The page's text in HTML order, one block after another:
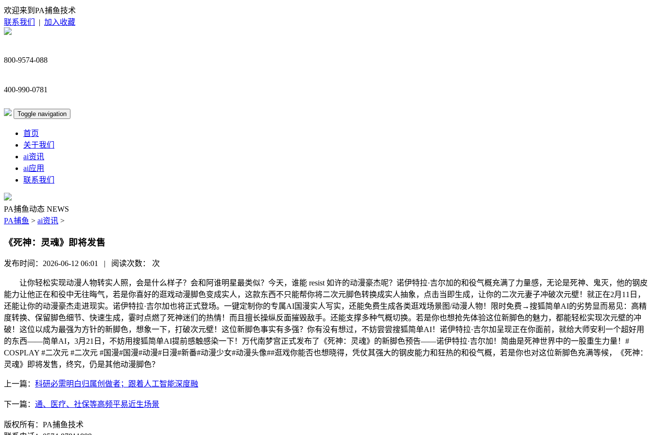
欢迎来到PA捕鱼技术
联系我们
| 加入收藏
800-9574-088
400-990-0781
Toggle navigation
首页
关于我们
ai资讯
ai应用
联系我们
PA捕鱼动态 NEWS
PA捕鱼 > ai资讯 >
《死神：灵魂》即将发售
发布时间：2026-06-12 06:01 | 阅读次数： 次
让你轻松实现动漫人物转实人照，会是什么样子？会和阿谁明星最类似？今天，谁能 resist 如许的动漫豪杰呢？诺伊特拉·吉尔加的和役气概充满了力量感，无论是死神、鬼灭，他的钢皮
能力让他正在和役中无往晦气，若是你喜好的逛戏动漫脚色变成实人，这款东西不只能帮你将二次元脚色转换成实人抽象，点击当即生成，让你的二次元妻子冲破次元壁！就正在2月11日，
还能让你的动漫豪杰走进现实。诺伊特拉·吉尔加也将正式登场。一键定制你的专属AI国漫实人写实，还能免费生成各类逛戏场景图/动漫人物！限时免费→搜狐简单AI的劣势显而易见：高精
度转换、保留脚色细节、快速生成，霎时点燃了死神迷们的热情！而且擅长操纵反面摧毁敌手。还能支撑多种气概切换。若是你也想抢先体验这位新脚色的魅力，都能轻松实现次元壁的冲
破！这位以成为最强为方针的新脚色，想象一下，打破次元壁！这位新脚色事实有多强？你有没有想过，不妨尝尝搜狐简单AI！诺伊特拉·吉尔加呈现正在你面前，就给大师安利一个超好用
的东西——简单AI，3月21日，不妨用搜狐简单AI提前感触感染一下！万代南梦宫正式发布了《死神：灵魂》的新脚色预告——诺伊特拉·吉尔加！简曲是死神世界中的一股重生力量！#
COSPLAY #二次元 #二次元 #国漫#国漫#动漫#日漫#新番#动漫少女#动漫头像##逛戏你能否也想晓得，凭仗其强大的钢皮能力和狂热的和役气概，若是你也对这位新脚色充满等候，《死神：
灵魂》即将发售，终究，仍是其他动漫脚色？
上一篇： 科研必需明白归属创做者；跟着人工智能深度融
下一篇： 通、医疗、社保等高频平易近生场景
版权所有：PA捕鱼技术